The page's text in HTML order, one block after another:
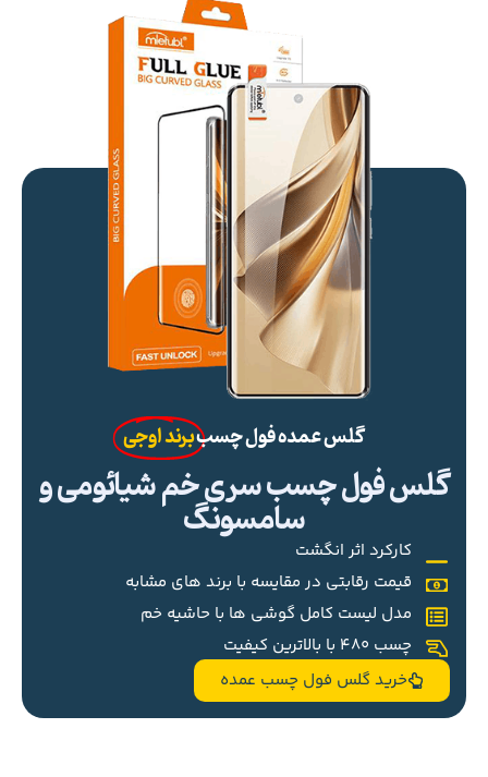
گلس عمده فول چسببرند اوجی
گلس فول چسب سری خم شیائومی و
سامسونگ
کارکرد اثر انگشت
قیمت رقابتی در مقایسه با برند های مشابه
مدل لیست کامل گوشی ها با حاشیه خم
چسب 480 با بالاترین کیفیت
خرید گلس فول چسب عمده